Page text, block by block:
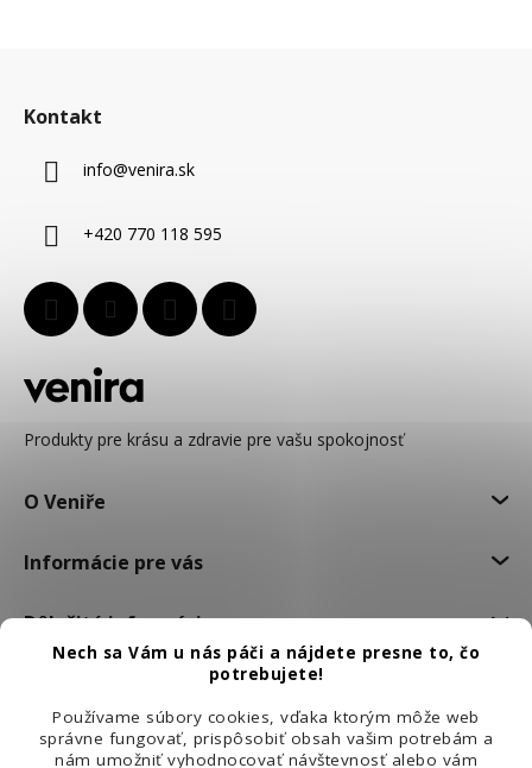
Nech sa Vám u nás páči a nájdete presne to, čo
potrebujete!
Používame súbory cookies, vďaka ktorým môže web
správne fungovať, prispôsobiť obsah vašim potrebám a
nám umožniť vyhodnocovať návštevnosť alebo vám
Kontakt
info@venira.sk
+420 770 118 595
Produkty pre krásu a zdravie pre vašu spokojnosť
O Veniře
Informácie pre vás
Dôležité informácie